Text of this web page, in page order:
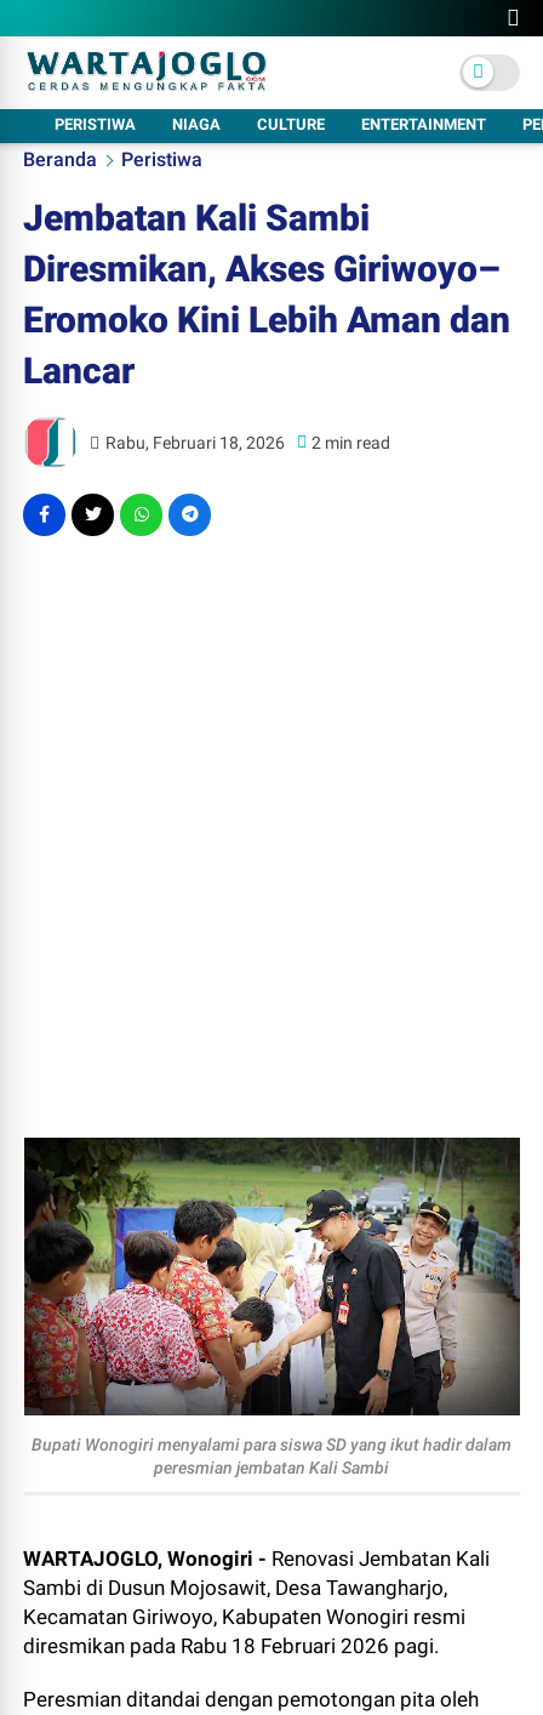
PERISTIWA NIAGA CULTURE ENTERTAINMENT
Beranda Peristiwa
Jembatan Kali Sambi
Diresmikan, Akses Giriwoyo–
Eromoko Kini Lebih Aman dan
Lancar
Rabu, Februari 18, 2026 2 min read
Bupati Wonogiri menyalami para siswa SD yang ikut hadir dalam
peresmian jembatan Kali Sambi
WARTAJOGLO, Wonogiri - Renovasi Jembatan Kali
Sambi di Dusun Mojosawit, Desa Tawangharjo,
Kecamatan Giriwoyo, Kabupaten Wonogiri resmi
diresmikan pada Rabu 18 Februari 2026 pagi.
Peresmian ditandai dengan pemotongan pita oleh